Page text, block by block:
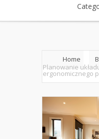
Home
Planowanie
ergonomicznego